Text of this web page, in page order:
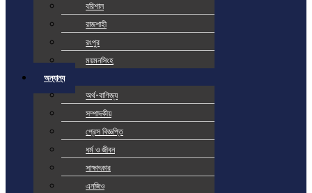
বরিশাল
রাজশাহী
রংপুর
ময়মনসিংহ
অন্যান্য
অর্থ-বাণিজ্য
সম্পাদকীয়
প্রেস বিজ্ঞপ্তি
ধর্ম ও জীবন
সাক্ষাৎকার
এনজিও